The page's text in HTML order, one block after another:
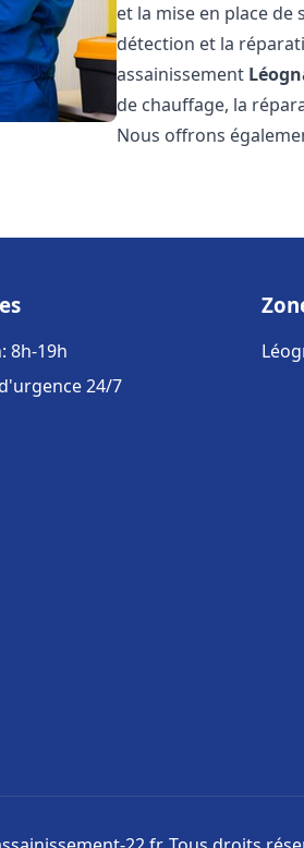
et la mise en place de
détection et la
assainissement
de chauffage, la
Nous offrons
8h-19h
24/7